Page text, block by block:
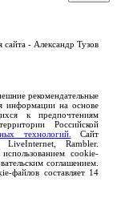
сайта - Александр Тузов
рекомендательные
информации на основе
к предпочтениям
Российской
технологий.
Сайт
LiveInternet, Rambler.
cookie-
соглашением.
файлов составляет 14